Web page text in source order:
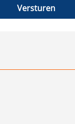
Versturen